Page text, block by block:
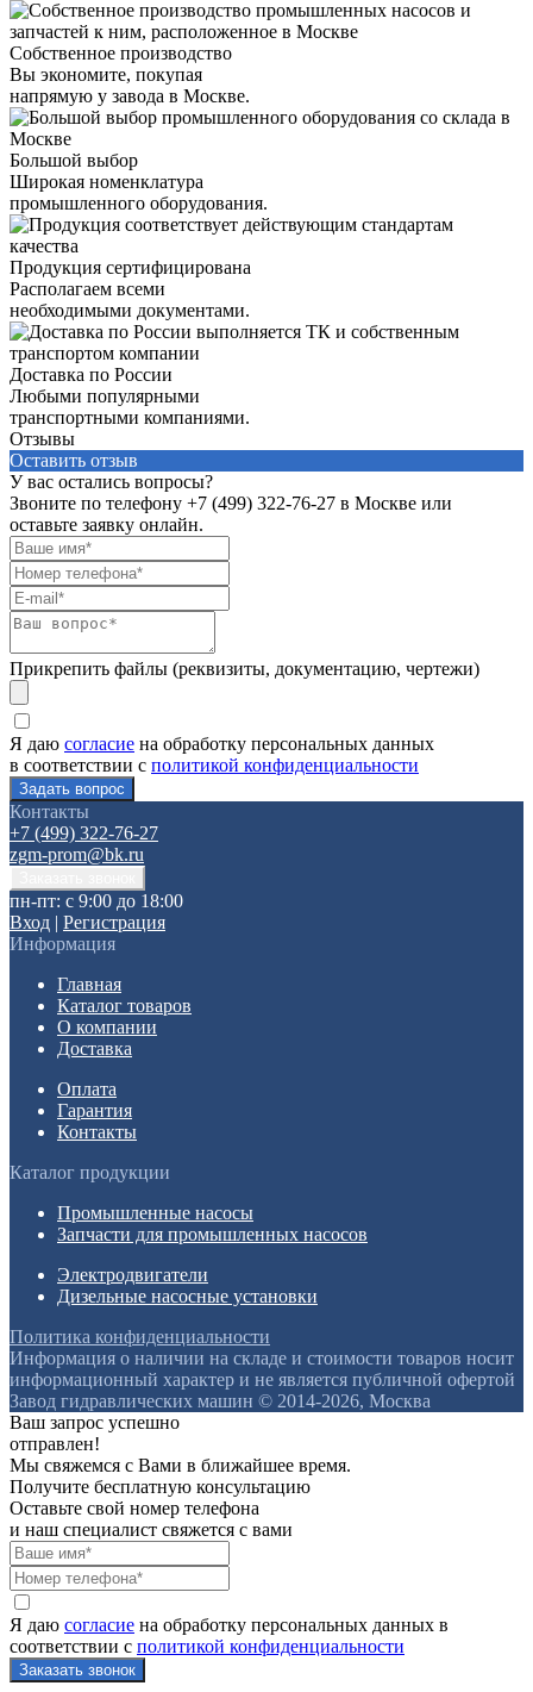
Собственное производство
Вы экономите, покупая
напрямую у завода в Москве.
Большой выбор
Широкая номенклатура
промышленного оборудования.
Продукция сертифицирована
Располагаем всеми
необходимыми документами.
Доставка по России
Любыми популярными
транспортными компаниями.
Отзывы
Оставить отзыв
У вас остались вопросы?
Звоните по телефону +7 (499) 322-76-27 в Москве или
оставьте заявку онлайн.
Прикрепить файлы (реквизиты, документацию, чертежи)
Я даю согласие на обработку персональных данных
в соответствии с политикой конфиденциальности
Контакты
+7 (499) 322-76-27
zgm-prom@bk.ru
пн-пт: с 9:00 до 18:00
Вход | Регистрация
Информация
Главная
Каталог товаров
О компании
Доставка
Оплата
Гарантия
Контакты
Каталог продукции
Промышленные насосы
Запчасти для промышленных насосов
Электродвигатели
Дизельные насосные установки
Политика конфиденциальности
Информация о наличии на складе и стоимости товаров носит
информационный характер и не является публичной офертой
Завод гидравлических машин © 2014-2026, Москва
Ваш запрос успешно
отправлен!
Мы свяжемся с Вами в ближайшее время.
Получите бесплатную консультацию
Оставьте свой номер телефона
и наш специалист свяжется с вами
Я даю согласие на обработку персональных данных в
соответствии с политикой конфиденциальности